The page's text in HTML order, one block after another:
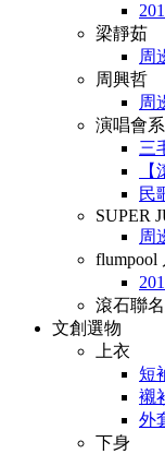
梁靜茹
周
周興哲
周
演唱會
三
民
SUPER
周
flumpool
滾石聯
文創選物
上衣
短
襯
外
下身